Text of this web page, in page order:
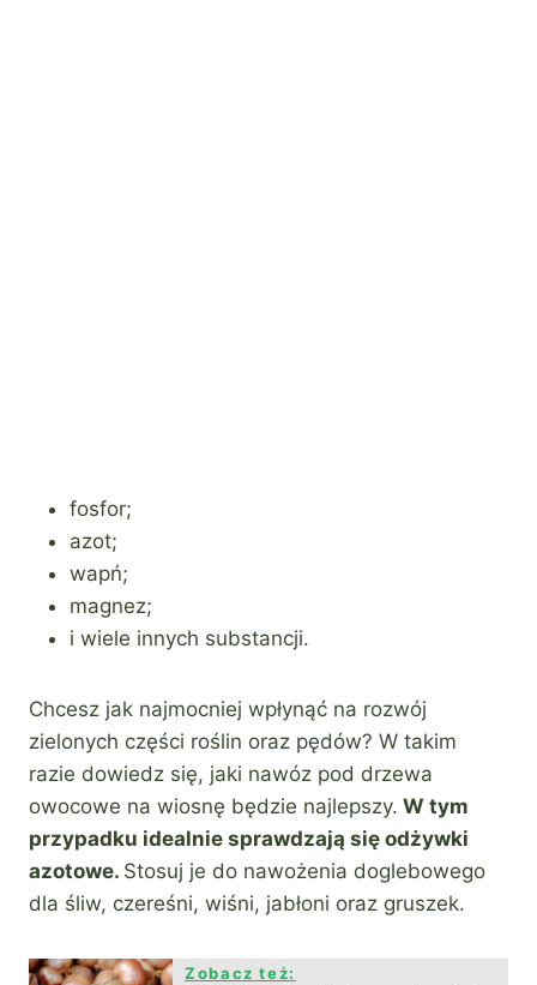
fosfor;
azot;
wapń;
magnez;
i wiele innych substancji.
Chcesz jak najmocniej wpłynąć na rozwój
zielonych części roślin oraz pędów? W takim
razie dowiedz się, jaki nawóz pod drzewa
owocowe na wiosnę będzie najlepszy. W tym
przypadku idealnie sprawdzają się odżywki
azotowe. Stosuj je do nawożenia doglebowego
dla śliw, czereśni, wiśni, jabłoni oraz gruszek.
Zobacz też: